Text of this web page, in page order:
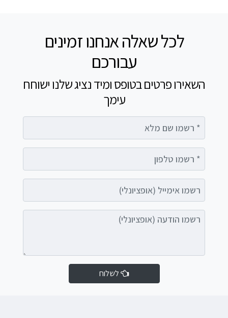
לכל שאלה אנחנו זמינים
עבורכם
השאירו פרטים בטופס ומיד נציג שלנו ישוחח
עימך
רשמו הודעה (אופציונלי)
לשלוח